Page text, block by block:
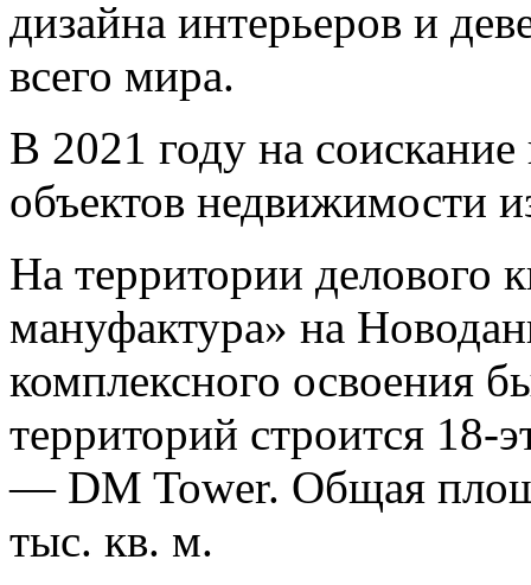
дизайна интерьеров и
всего мира.
В 2021 году на
объектов недвижимости
На территории делового
мануфактура» на
комплексного освоения
территорий строится 18-
— DM Tower. Общая
тыс. кв. м.